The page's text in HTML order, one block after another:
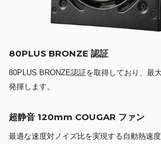
80PLUS BRONZE 認証
80PLUS BRONZE認証を取得しており、最
発揮します。
超静音 120mm COUGAR ファン
最適な速度対ノイズ比を実現する自動熱速